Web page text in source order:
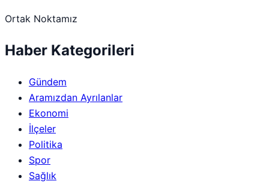
Ortak Noktamız
Haber Kategorileri
Gündem
Aramızdan Ayrılanlar
Ekonomi
İlçeler
Politika
Spor
Sağlık